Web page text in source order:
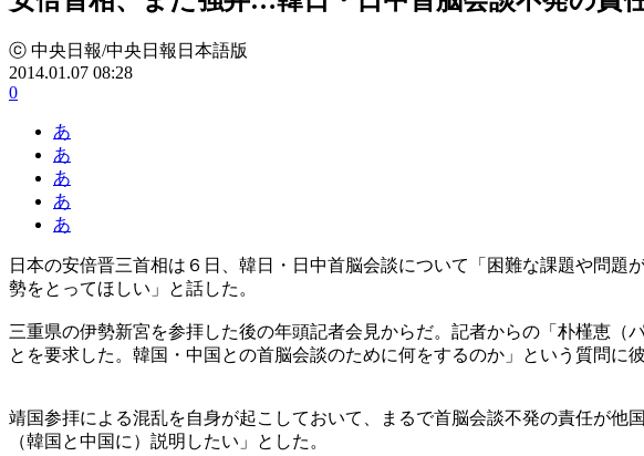
ⓒ 中央日報/中央日報日本語版
2014.01.07 08:28
0
あ
あ
あ
あ
あ
日本の安倍晋三首相は６日、韓日・日中首脳会談について「困難な課題や問
勢をとってほしい」と話した。
三重県の伊勢新宮を参拝した後の年頭記者会見からだ。記者からの「朴槿恵
とを要求した。韓国・中国との首脳会談のために何をするのか」という質問に
靖国参拝による混乱を自身が起こしておいて、まるで首脳会談不発の責任が
（韓国と中国に）説明したい」とした。